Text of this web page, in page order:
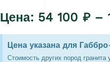
54 100 ₽ –
Цена указана для
Стоимость других пород